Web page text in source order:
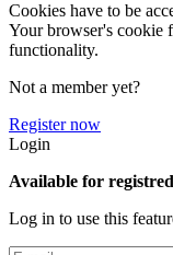
Cookies have to be
Your browser's cookie
functionality.
Not a member yet?
Register now
Login
Available for
Log in to use this